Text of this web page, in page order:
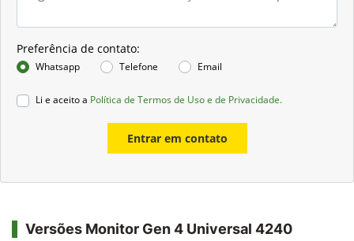
Preferência de contato:
Whatsapp Telefone Email
Li e aceito a Política de Termos de Uso e de Privacidade.
Entrar em contato
Versões Monitor Gen 4 Universal 4240